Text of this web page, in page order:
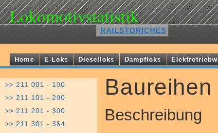
Lokomotivstatistik
RAILSTORICHES
Home E-Loks Dieselloks Dampfloks
Beschreibung
>> 211 001 - 100
>> 211 101 - 200
>> 211 201 - 300
>> 211 301 - 364